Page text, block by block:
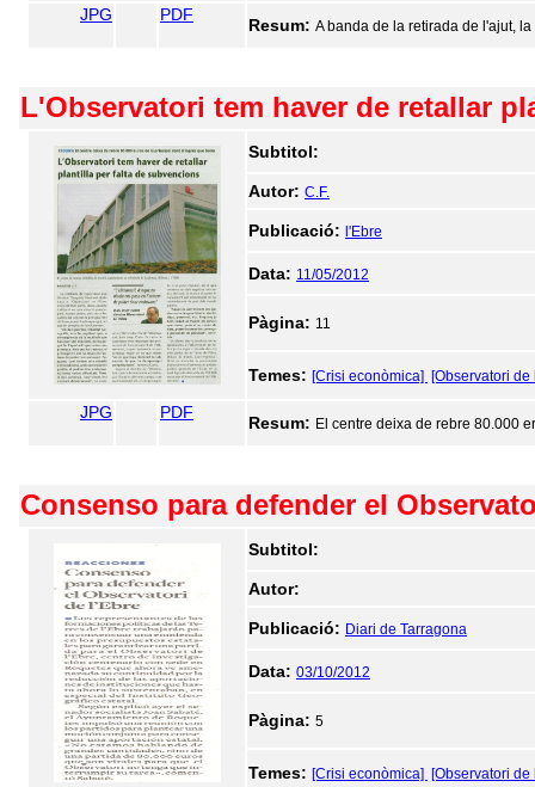
JPG PDF
Resum: A banda de la retirada de l'ajut,
L'Observatori tem haver de retallar
Subtitol:
Autor: C.F.
Publicació: l'Ebre
Data: 11/05/2012
Pàgina: 11
Temes: [Crisi econòmica] [Observatori de
JPG PDF
Resum: El centre deixa de rebre 80.000
Consenso para defender el
Subtitol:
Autor:
Publicació: Diari de Tarragona
Data: 03/10/2012
Pàgina: 5
Temes: [Crisi econòmica] [Observatori de